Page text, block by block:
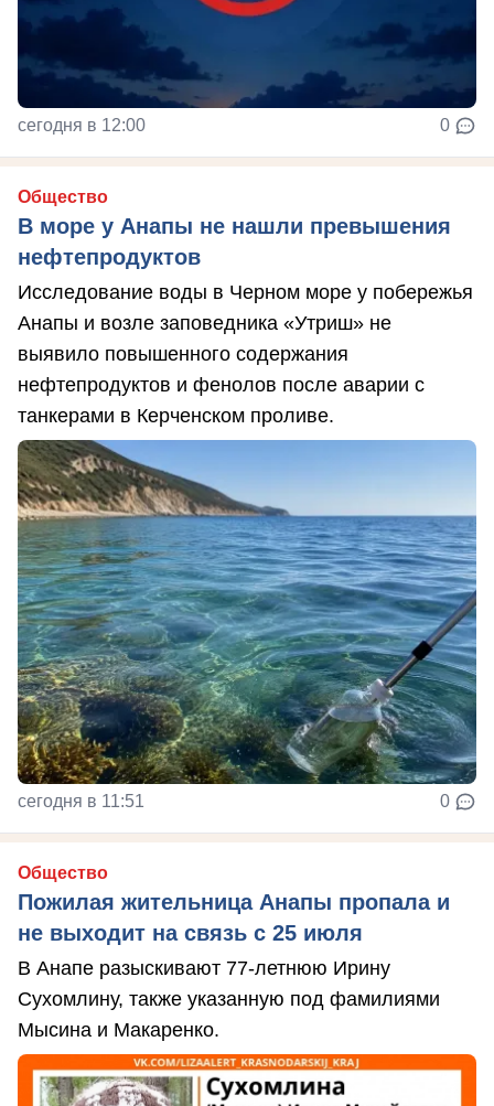
сегодня в 12:00 0
Общество
В море у Анапы не нашли превышения
нефтепродуктов
Исследование воды в Черном море у побережья
Анапы и возле заповедника «Утриш» не
выявило повышенного содержания
нефтепродуктов и фенолов после аварии с
танкерами в Керченском проливе.
сегодня в 11:51 0
Общество
Пожилая жительница Анапы пропала и
не выходит на связь с 25 июля
В Анапе разыскивают 77-летнюю Ирину
Сухомлину, также указанную под фамилиями
Мысина и Макаренко.